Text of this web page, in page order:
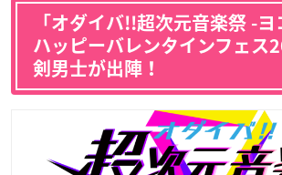
「オダイバ!!超次元音楽祭 -ヨ
ハッピーバレンタインフェス
剣男士が出陣！